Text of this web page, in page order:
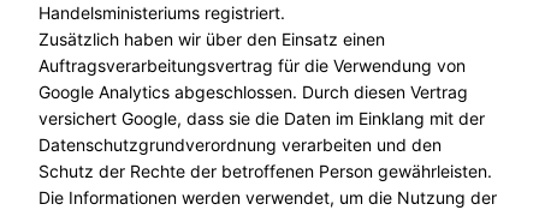
Handelsministeriums registriert.
Zusätzlich haben wir über den Einsatz einen
Auftragsverarbeitungsvertrag für die Verwendung von
Google Analytics abgeschlossen. Durch diesen Vertrag
versichert Google, dass sie die Daten im Einklang mit der
Datenschutzgrundverordnung verarbeiten und den
Schutz der Rechte der betroffenen Person gewährleisten.
Die Informationen werden verwendet, um die Nutzung der